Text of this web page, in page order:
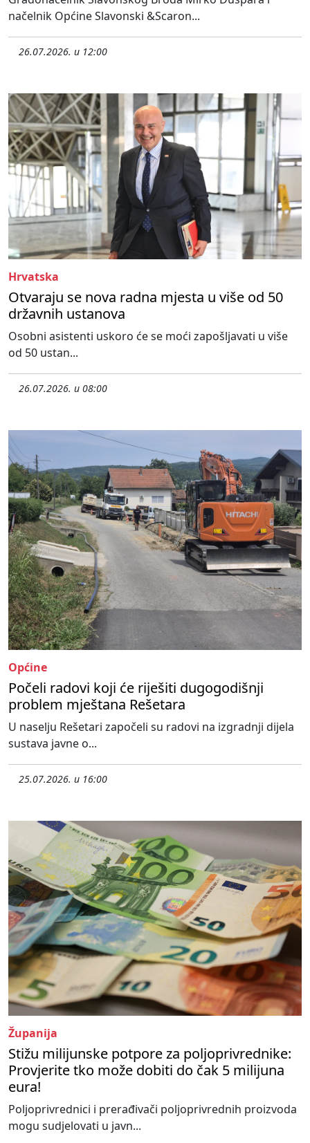
načelnik Općine Slavonski &Scaron...
26.07.2026. u 12:00
Hrvatska
Otvaraju se nova radna mjesta u više od 50
državnih ustanova
Osobni asistenti uskoro će se moći zapošljavati u više
od 50 ustan...
26.07.2026. u 08:00
Općine
Počeli radovi koji će riješiti dugogodišnji
problem mještana Rešetara
U naselju Rešetari započeli su radovi na izgradnji dijela
sustava javne o...
25.07.2026. u 16:00
Županija
Stižu milijunske potpore za poljoprivrednike:
Provjerite tko može dobiti do čak 5 milijuna
eura!
Poljoprivrednici i prerađivači poljoprivrednih proizvoda
mogu sudjelovati u javn...